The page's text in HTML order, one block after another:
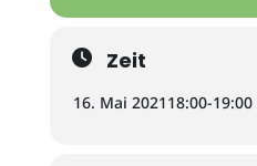
Zeit
16. Mai 202118:00-19:00